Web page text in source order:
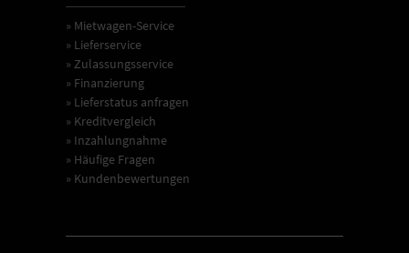
» Mietwagen-Service
» Lieferservice
» Zulassungsservice
» Finanzierung
» Lieferstatus anfragen
» Kreditvergleich
» Inzahlungnahme
» Häufige Fragen
» Kundenbewertungen